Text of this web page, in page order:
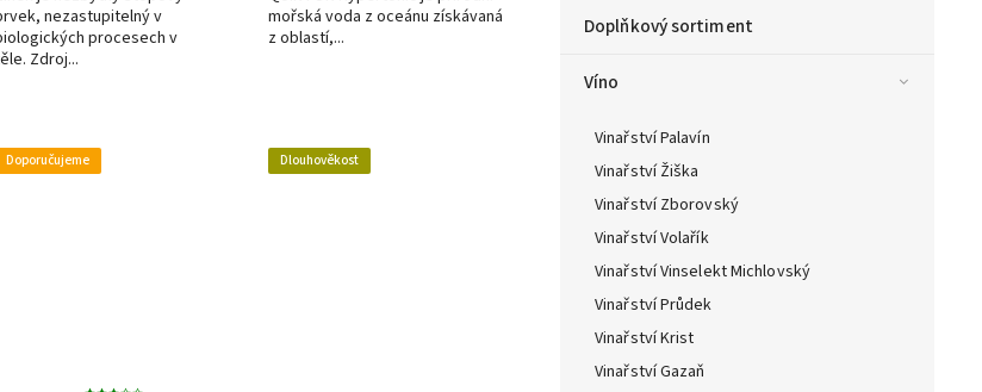
Doplňkový sortiment
Víno
Vinařství Palavín
Vinařství Žiška
Vinařství Zborovský
Vinařství Volařík
Vinařství Vinselekt Michlovský
Vinařství Průdek
Vinařství Krist
Vinařství Gazaň
nezastupitelný v
procesech v
Zdroj...
mořská voda z oceánu získávaná
z oblastí,...
Doporučujeme Dlouhověkost